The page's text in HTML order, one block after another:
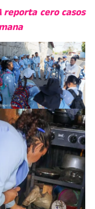
reporta cero casos